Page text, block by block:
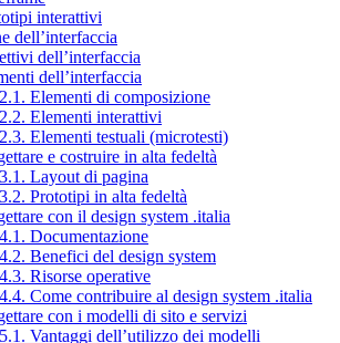
interattivi
dell’interfaccia
dell’interfaccia
dell’interfaccia
Elementi di composizione
Elementi interattivi
Elementi testuali (microtesti)
e costruire in alta fedeltà
Layout di pagina
Prototipi in alta fedeltà
con il design system .italia
Documentazione
Benefici del design system
Risorse operative
Come contribuire al design system .italia
con i modelli di sito e servizi
Vantaggi dell’utilizzo dei modelli